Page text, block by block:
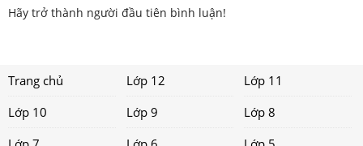
Hãy trở thành người đầu tiên bình luận!
Trang chủ Lớp 12
Lớp 11
Lớp 10
Lớp 9
Lớp 8